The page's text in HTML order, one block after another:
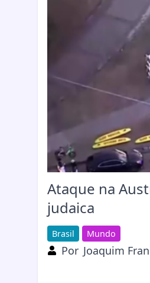
Ataque na
judaica
Brasil Mundo
Por Joaquim